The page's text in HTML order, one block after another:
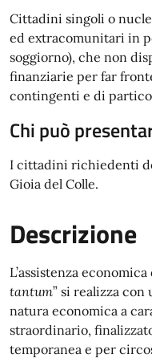
Cittadini singoli o
ed extracomunitari in
soggiorno), che non
finanziarie per far
contingenti e di
Chi può
I cittadini richiedenti
Gioia del Colle.
Descrizione
L’assistenza
tantum” si realizza
natura economica a
straordinario,
temporanea e per